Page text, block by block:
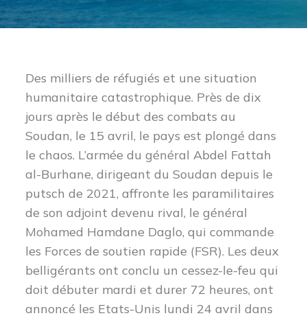
Des milliers de réfugiés et une situation
humanitaire catastrophique. Près de dix
jours après le début des combats au
Soudan, le 15 avril, le pays est plongé dans
le chaos. L’armée du général Abdel Fattah
al-Burhane, dirigeant du Soudan depuis le
putsch de 2021, affronte les paramilitaires
de son adjoint devenu rival, le général
Mohamed Hamdane Daglo, qui commande
les Forces de soutien rapide (FSR). Les deux
belligérants ont conclu un cessez-le-feu qui
doit débuter mardi et durer 72 heures, ont
annoncé les Etats-Unis lundi 24 avril dans